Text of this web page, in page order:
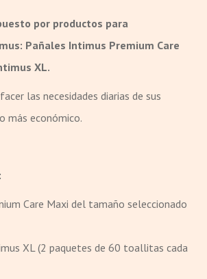
por productos para
Pañales Intimus Premium Care
XL.
las necesidades diarias de sus
más económico.
Care Maxi del tamaño seleccionado
XL (2 paquetes de 60 toallitas cada